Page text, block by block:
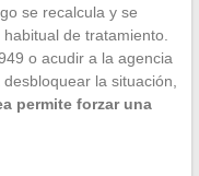
se recalcula y se
de tratamiento.
o acudir a la agencia
la situación,
permite forzar una